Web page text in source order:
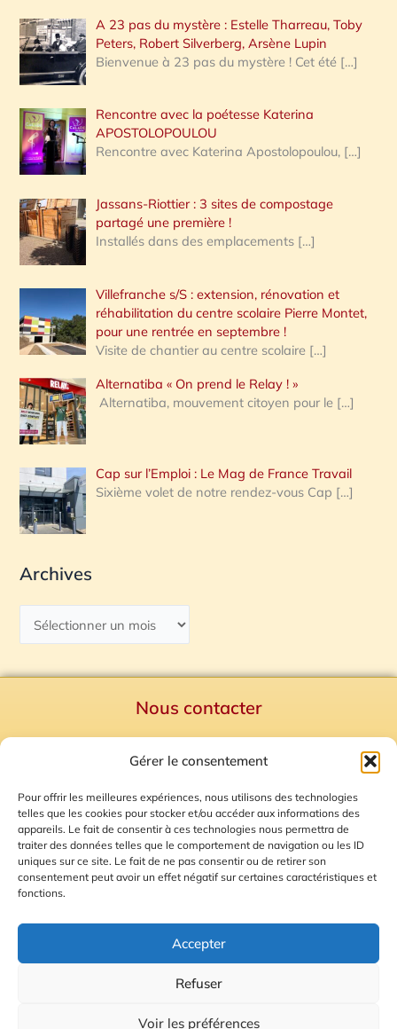
Gérer le consentement
Pour offrir les meilleures expériences, nous utilisons des technologies
telles que les cookies pour stocker et/ou accéder aux informations des
appareils. Le fait de consentir à ces technologies nous permettra de
traiter des données telles que le comportement de navigation ou les ID
uniques sur ce site. Le fait de ne pas consentir ou de retirer son
consentement peut avoir un effet négatif sur certaines caractéristiques et
fonctions.
Accepter
Refuser
Voir les préférences
A 23 pas du mystère : Estelle Tharreau, Toby
Peters, Robert Silverberg, Arsène Lupin
Bienvenue à 23 pas du mystère ! Cet été […]
Rencontre avec la poétesse Katerina
APOSTOLOPOULOU
Rencontre avec Katerina Apostolopoulou, […]
Jassans-Riottier : 3 sites de compostage
partagé une première !
Installés dans des emplacements […]
Villefranche s/S : extension, rénovation et
réhabilitation du centre scolaire Pierre Montet,
pour une rentrée en septembre !
Visite de chantier au centre scolaire […]
Alternatiba « On prend le Relay ! »
Alternatiba, mouvement citoyen pour le […]
Cap sur l’Emploi : Le Mag de France Travail
Sixième volet de notre rendez-vous Cap […]
Archives
Nous contacter
Mentions Légales
Plan du site
Gestion des Cookies
© 2026 Radio Calade